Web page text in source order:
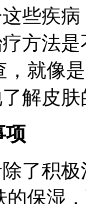
些疾
方法
就像
解皮
项
了积
的保湿